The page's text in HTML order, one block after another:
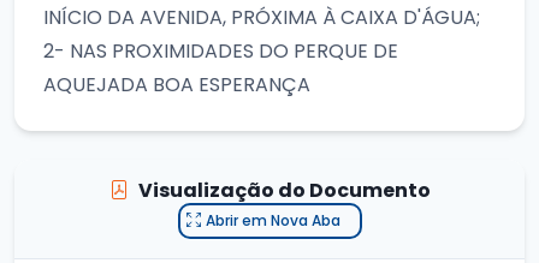
INÍCIO DA AVENIDA, PRÓXIMA À CAIXA D'ÁGUA;
2- NAS PROXIMIDADES DO PERQUE DE
AQUEJADA BOA ESPERANÇA
Visualização do Documento
Abrir em Nova Aba